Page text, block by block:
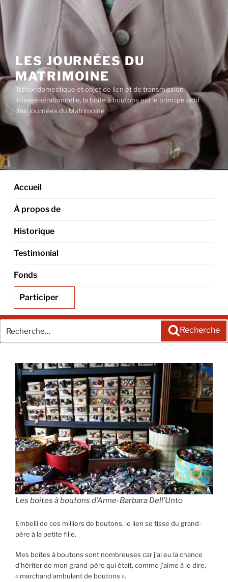
Aller
au
contenu
principal
LES JOURNÉES DU
MATRIMOINE
Trésor domestique et objet de lien et de transmission
intergénérationnelle, la boîte à boutons est le principe actif
des Journées du Matrimoine
Accueil
À propos de
Historique
Testimonial
Fonds
Participer
Recherche
Les boîtes à boutons d’Anne-Barbara Dell’Unto
Embelli de ces milliers de boutons, le lien se tisse du grand-
père à la petite fille.
Mes boîtes à boutons sont nombreuses car j’ai eu la chance
d’hériter de mon grand-père qui était, comme j’aime à le dire,
« marchand ambulant de boutons ».